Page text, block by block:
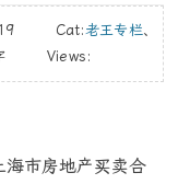
19 Cat:老王专栏、
Views:
海市房地产买卖合